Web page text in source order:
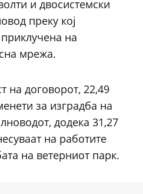
и двосистемски
преку кој
на
мрежа.
на договорот, 22,49
за изградба на
додека 31,27
на работите
на ветерниот парк.